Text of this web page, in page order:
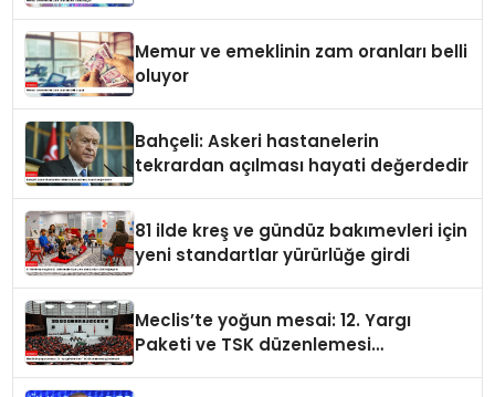
Memur ve emeklinin zam oranları belli
oluyor
Bahçeli: Askeri hastanelerin
tekrardan açılması hayati değerdedir
81 ilde kreş ve gündüz bakımevleri için
yeni standartlar yürürlüğe girdi
Meclis’te yoğun mesai: 12. Yargı
Paketi ve TSK düzenlemesi